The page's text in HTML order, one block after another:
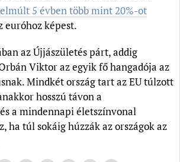
5 évben több mint 20%-ot
euróhoz képest.
az Újjászületés párt, addig
Viktor az egyik fő hangadója az
Mindkét ország tart az EU túlzott
hosszú távon a
a mindennapi életszínvonal
ha túl sokáig húzzák az országok az